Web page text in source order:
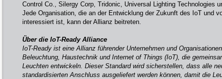
Control Co., Silergy Corp, Tridonic, Universal Lighting Technologies
Jede Organisation, die an der Entwicklung der Zukunft des IoT und
interessiert ist, kann der Allianz beitreten.
Über die IoT-Ready Alliance
IoT-Ready ist eine Allianz führender Unternehmen und
Beleuchtung, Haustechnik und Internet of Things (IoT), die
Leuchten entwickeln. Dieser Standard wird sicherstellen, dass alle
standardisierten Anschluss ausgeliefert werden können, damit die